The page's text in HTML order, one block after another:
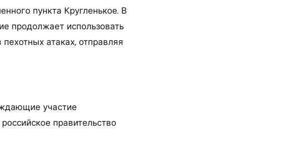
пункта Кругленькое. В
продолжает использовать
атаках, отправляя
участие
правительство